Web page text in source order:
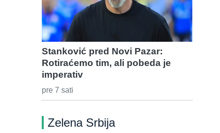
Stanković pred Novi Pazar:
Rotiraćemo tim, ali pobeda je
imperativ
pre 7 sati
Zelena Srbija